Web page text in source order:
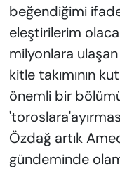
beğendiğimi
eleştirilerim
milyonlara
kitle takımının
önemli bir
Özdağ artık
gündeminde